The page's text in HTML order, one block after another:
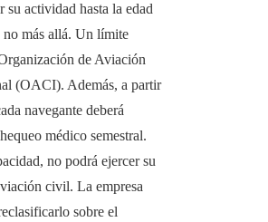
su actividad hasta la edad
no más allá. Un límite
de Aviación
(OACI). Además, a partir
navegante deberá
médico semestral.
no podrá ejercer su
civil. La empresa
sobre el